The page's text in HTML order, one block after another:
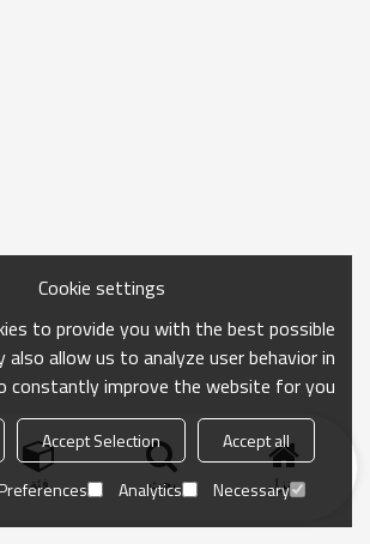
منزل بحث فئة
Cookie settings
to provide you with the best possible
also allow us to analyze user behavior in
constantly improve the website for you.
Accept all
Accept Selection
Necessary
Analytics